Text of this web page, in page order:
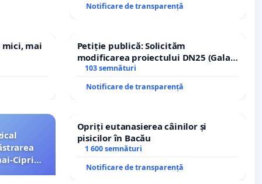
Notificare de transparență
mai
Petiție publică: Solicităm
modificarea proiectului DN25 (Galați
– Hanu Conachi) prin devierea
traseului în afara localităților!
103 semnături
Notificare de transparență
Ciprian
Opriți eutanasierea câinilor și
pisicilor în Bacău
1 600 semnături
Notificare de transparență